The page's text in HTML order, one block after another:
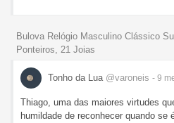
Bulova Relógio Masculino Clássico
Ponteiros, 21 Joias
Tonho da Lua @varoneis - 9
Thiago, uma das maiores virtudes
humildade de reconhecer quando se